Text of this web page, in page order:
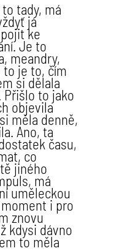
tady, má
já
ke
Je to
meandry,
to je to, čím
si dělala
Přišlo to jako
objevila
měla denně,
Ano, ta
času,
co
jiného
má
uměleckou
i pro
znovu
kdysi dávno
to měla